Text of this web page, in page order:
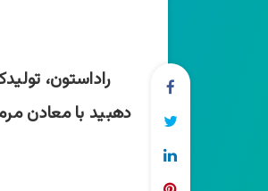
راداستون،
دهبید با معادن